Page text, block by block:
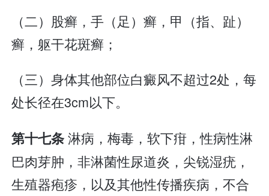
（二）股癣，手（足）癣，甲（指、趾）
癣，躯干花斑癣；
（三）身体其他部位白癜风不超过2处，每
处长径在3cm以下。
第十七条淋病，梅毒，软下疳，性病性淋
巴肉芽肿，非淋菌性尿道炎，尖锐湿疣，
生殖器疱疹，以及其他性传播疾病，不合